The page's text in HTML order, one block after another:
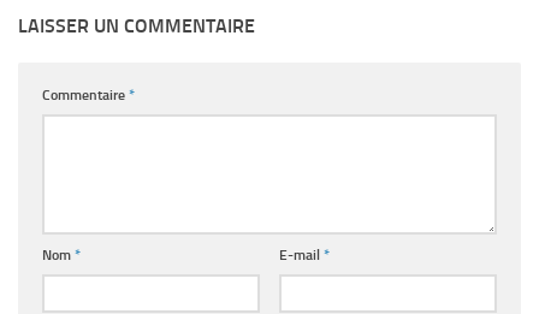
LAISSER UN COMMENTAIRE
Commentaire *
Nom * E-mail *